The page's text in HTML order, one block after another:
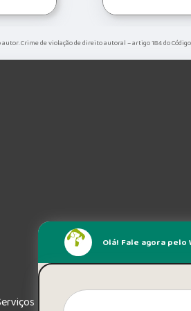
Crime de violação de direito autoral – artigo 184 do
Olá! Fale agora pelo